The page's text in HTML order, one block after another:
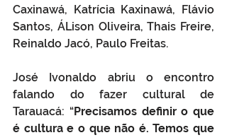
Caxinawá, Katrícia Kaxinawá, Flávio
Santos, ÁLison Oliveira, Thais Freire,
Reinaldo Jacó, Paulo Freitas.
José Ivonaldo abriu o encontro
falando do fazer cultural de
Tarauacá: “Precisamos definir o que
é cultura e o que não é. Temos que